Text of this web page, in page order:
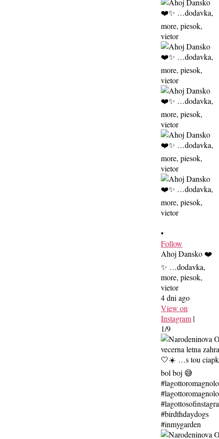
•
Follow
Ahoj Dansko ❤️
✨ …dodavka,
more, piesok,
vietor
4 dni ago
View on
Instagram |
1/9